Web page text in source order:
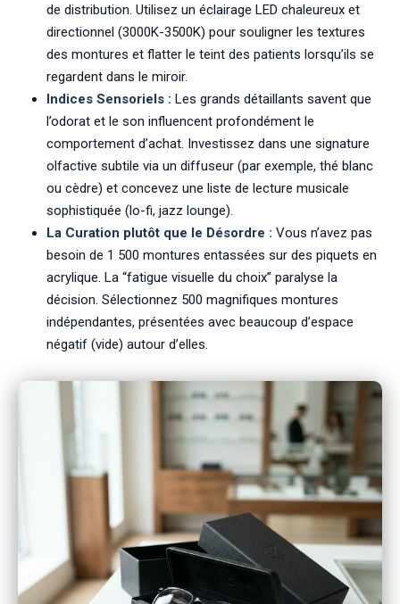
de distribution. Utilisez un éclairage LED chaleureux et
directionnel (3000K-3500K) pour souligner les textures
des montures et flatter le teint des patients lorsqu’ils se
regardent dans le miroir.
Indices Sensoriels : Les grands détaillants savent que
l’odorat et le son influencent profondément le
comportement d’achat. Investissez dans une signature
olfactive subtile via un diffuseur (par exemple, thé blanc
ou cèdre) et concevez une liste de lecture musicale
sophistiquée (lo-fi, jazz lounge).
La Curation plutôt que le Désordre : Vous n’avez pas
besoin de 1 500 montures entassées sur des piquets en
acrylique. La “fatigue visuelle du choix” paralyse la
décision. Sélectionnez 500 magnifiques montures
indépendantes, présentées avec beaucoup d’espace
négatif (vide) autour d’elles.